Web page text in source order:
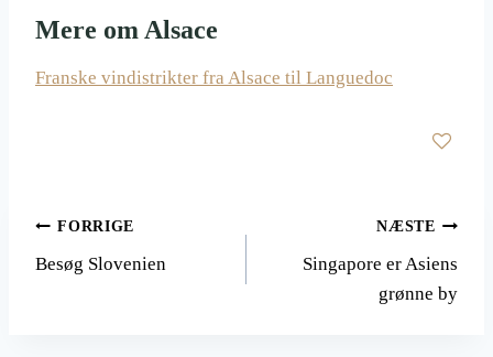
Mere om Alsace
Franske vindistrikter fra Alsace til Languedoc
Indlægsnavigation
FORRIGE
Besøg Slovenien
NÆSTE
Singapore er Asiens
grønne by